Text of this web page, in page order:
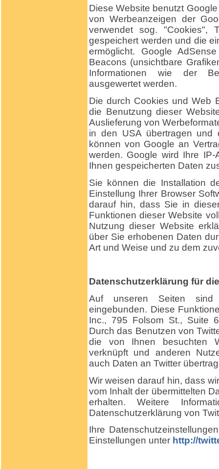
Diese Website benutzt
von Werbeanzeigen der
verwendet sog. "Cookies",
gespeichert werden und die
ermöglicht. Google
Beacons (unsichtbare
Informationen wie der
ausgewertet werden.
Die durch Cookies und Web
die Benutzung dieser
Auslieferung von
in den USA übertragen und
können von Google an
werden. Google wird Ihre
Ihnen gespeicherten Daten
Sie können die Installation
Einstellung Ihrer Browser
darauf hin, dass Sie in
Funktionen dieser Website
Nutzung dieser Website
über Sie erhobenen Daten
Art und Weise und zu dem
Datenschutzerklärung für
Auf unseren Seiten sind
eingebunden. Diese
Inc., 795 Folsom St., Suite
Durch das Benutzen von
die von Ihnen besuchten
verknüpft und anderen
auch Daten an Twitter
Wir weisen darauf hin, dass
vom Inhalt der übermittelten
erhalten. Weitere
Datenschutzerklärung von
Ihre
Einstellungen unter http://